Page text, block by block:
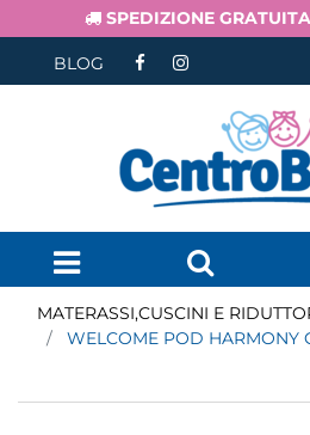
SPEDIZIONE GRATUITA
BLOG
Open menu
MATERASSI,CUSCINI E
WELCOME POD HARMONY